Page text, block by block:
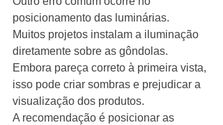
posicionamento das luminárias.
Muitos projetos instalam a iluminação
diretamente sobre as gôndolas.
Embora pareça correto à primeira vista,
isso pode criar sombras e prejudicar a
visualização dos produtos.
A recomendação é posicionar as